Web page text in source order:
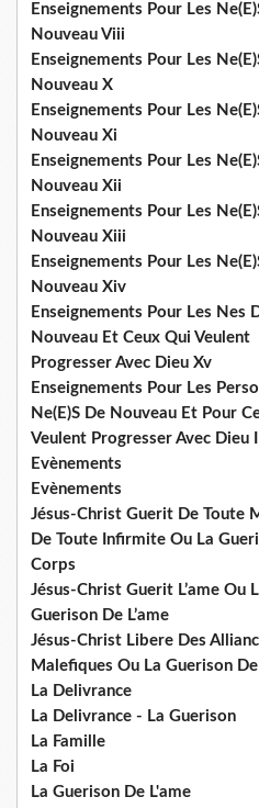
Enseignements Pour Les
Nouveau Viii
Enseignements Pour Les
Nouveau X
Enseignements Pour Les
Nouveau Xi
Enseignements Pour Les
Nouveau Xii
Enseignements Pour Les
Nouveau Xiii
Enseignements Pour Les
Nouveau Xiv
Enseignements Pour Les Nes
Nouveau Et Ceux Qui Veulent
Progresser Avec Dieu Xv
Enseignements Pour Les
Ne(E)S De Nouveau Et Pour
Veulent Progresser Avec Dieu I
Evènements
Evènements
Jésus-Christ Guerit De Toute
De Toute Infirmite Ou La
Corps
Jésus-Christ Guerit L’ame Ou
Guerison De L’ame
Jésus-Christ Libere Des
Malefiques Ou La Guerison De
La Delivrance
La Delivrance - La Guerison
La Famille
La Foi
La Guerison De L'ame